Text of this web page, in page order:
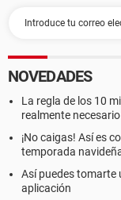
NOVEDADES
La regla de los 10
realmente
¡No caigas! Así es
temporada
Así puedes tomarte
aplicación